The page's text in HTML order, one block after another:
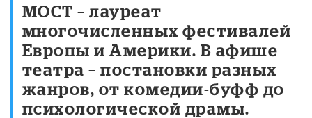
МОСТ – лауреат
многочисленных фестивалей
Европы и Америки. В афише
театра – постановки разных
жанров, от комедии-буфф до
психологической драмы.